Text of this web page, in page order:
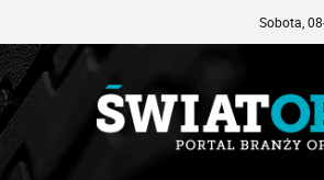
Sobota, 08-08-2026•